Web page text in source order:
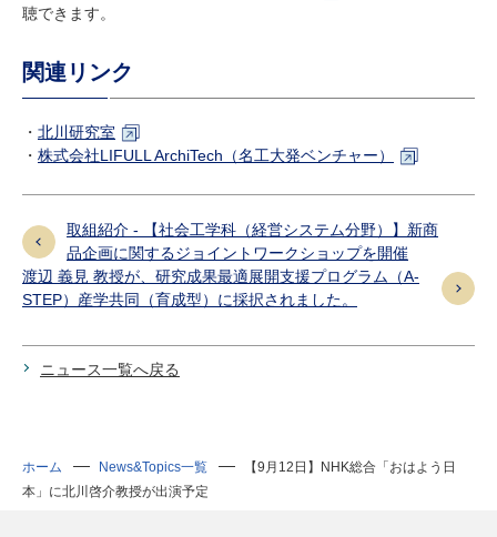
聴できます。
関連リンク
・ 北川研究室
・ 株式会社LIFULL ArchiTech（名工大発ベンチャー）
取組紹介 - 【社会工学科（経営システム分野）】新商
品企画に関するジョイントワークショップを開催
渡辺 義見 教授が、研究成果最適展開支援プログラム（A-
STEP）産学共同（育成型）に採択されました。
ニュース一覧へ戻る
ホーム News&Topics一覧
【9月12日】NHK総合「おはよう日
本」に北川啓介教授が出演予定